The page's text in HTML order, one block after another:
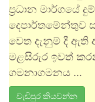
ප්‍රධාන මාර්ගයේ
දෙපාර්තමේන්තුව
වෙත දැනුම් දී ඇති
මළසිරුර ඉවත්
ගමනාගමනය …
වැඩිපුර කියවන්න